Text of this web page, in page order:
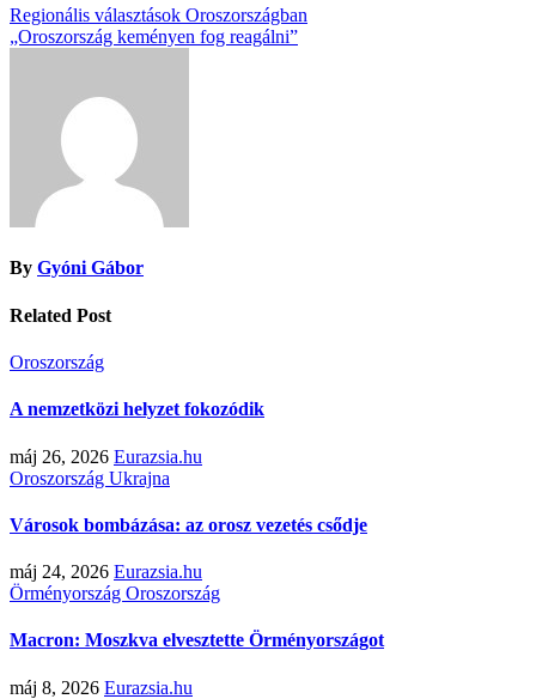
Regionális választások Oroszországban
„Oroszország keményen fog reagálni”
By Gyóni Gábor
Related Post
Oroszország
A nemzetközi helyzet fokozódik
máj 26, 2026 Eurazsia.hu
Oroszország Ukrajna
Városok bombázása: az orosz vezetés csődje
máj 24, 2026 Eurazsia.hu
Örményország Oroszország
Macron: Moszkva elvesztette Örményországot
máj 8, 2026 Eurazsia.hu